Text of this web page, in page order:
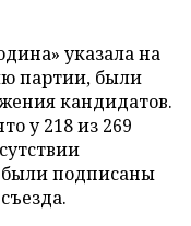
указала на
партии, были
кандидатов.
у 218 из 269
были подписаны